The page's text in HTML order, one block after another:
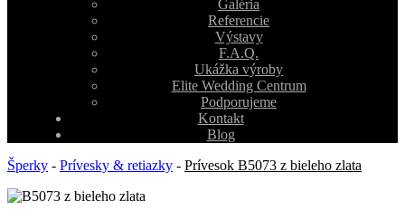
Galéria
Referencie
Výstavy
F.A.Q.
Ukážka výroby
Elite Wedding Centrum
Podporujeme
Kontakt
Blog
Šperky - Prívesky & retiazky - Prívesok B5073 z bieleho zlata